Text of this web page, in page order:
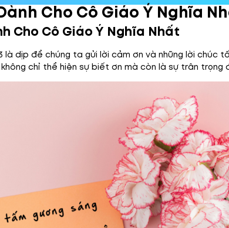
Cho Cô Giáo Ý Nghĩa
Cho Cô Giáo Ý Nghĩa Nhất
là dịp để chúng ta gửi lời cảm ơn và những lời
chỉ thể hiện sự biết ơn mà còn là sự trân